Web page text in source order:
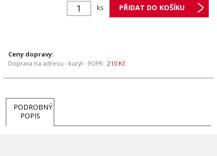
ks
Ceny dopravy:
Doprava na adresu - kurýr - FOFR: 210 Kč
PODROBNÝ
POPIS